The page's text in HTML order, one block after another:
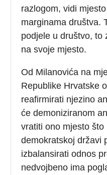
razlogom, vidi
marginama društva.
podjele u društvo, to
na svoje mjesto.
Od Milanovića na
Republike Hrvatske
reafirmirati njezino
će demoniziranom
vratiti ono mjesto što
demokratskoj državi
izbalansirati odnos
nedvojbeno ima